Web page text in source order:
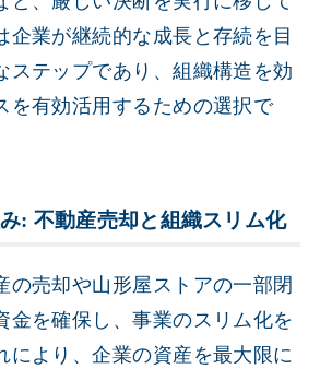
企業が継続的な成長と存続を目
ステップであり、組織構造を効
を有効活用するための選択で
: 不動産売却と組織スリム化
の売却や山形屋ストアの一部閉
金を確保し、事業のスリム化を
により、企業の資産を最大限に